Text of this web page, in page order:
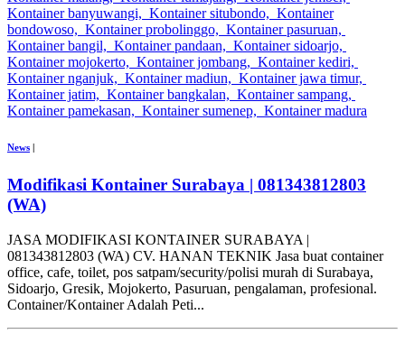
News
Modifikasi Kontainer Surabaya | 081343812803
(WA)
JASA MODIFIKASI KONTAINER SURABAYA |
081343812803 (WA) CV. HANAN TEKNIK Jasa buat container
office, cafe, toilet, pos satpam/security/polisi murah di Surabaya,
Sidoarjo, Gresik, Mojokerto, Pasuruan, pengalaman, profesional.
Container/Kontainer Adalah Peti...